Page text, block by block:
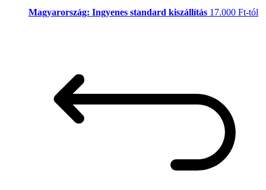
Magyarország: Ingyenes standard kiszállítás 17.000 Ft-tól